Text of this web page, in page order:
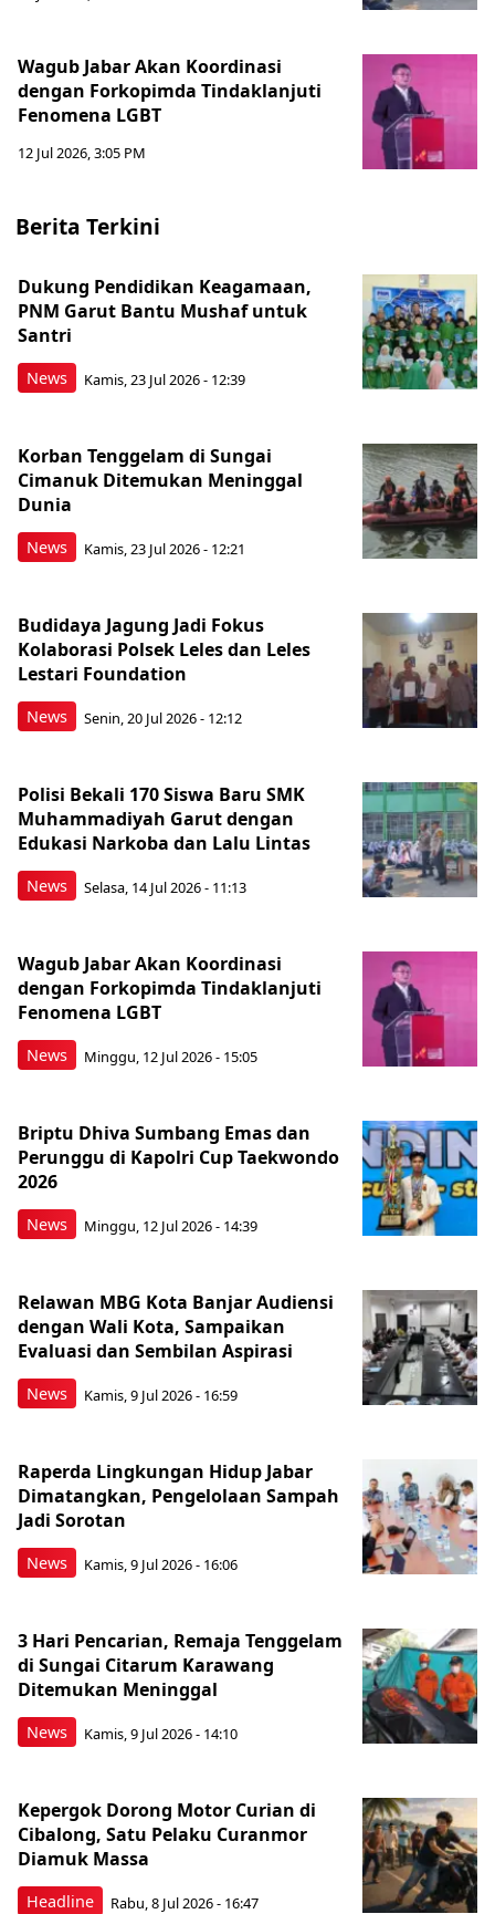
Wagub Jabar Akan Koordinasi
dengan Forkopimda Tindaklanjuti
Fenomena LGBT
12 Jul 2026, 3:05 PM
Berita Terkini
News
Dukung Pendidikan Keagamaan,
PNM Garut Bantu Mushaf untuk
Santri
Kamis, 23 Jul 2026 - 12:39
News
Korban Tenggelam di Sungai
Cimanuk Ditemukan Meninggal
Dunia
Kamis, 23 Jul 2026 - 12:21
News
Budidaya Jagung Jadi Fokus
Kolaborasi Polsek Leles dan Leles
Lestari Foundation
Senin, 20 Jul 2026 - 12:12
News
Polisi Bekali 170 Siswa Baru SMK
Muhammadiyah Garut dengan
Edukasi Narkoba dan Lalu Lintas
Selasa, 14 Jul 2026 - 11:13
News
Wagub Jabar Akan Koordinasi
dengan Forkopimda Tindaklanjuti
Fenomena LGBT
Minggu, 12 Jul 2026 - 15:05
News
Briptu Dhiva Sumbang Emas dan
Perunggu di Kapolri Cup Taekwondo
2026
Minggu, 12 Jul 2026 - 14:39
News
Relawan MBG Kota Banjar Audiensi
dengan Wali Kota, Sampaikan
Evaluasi dan Sembilan Aspirasi
Kamis, 9 Jul 2026 - 16:59
News
Raperda Lingkungan Hidup Jabar
Dimatangkan, Pengelolaan Sampah
Jadi Sorotan
Kamis, 9 Jul 2026 - 16:06
News
3 Hari Pencarian, Remaja Tenggelam
di Sungai Citarum Karawang
Ditemukan Meninggal
Kamis, 9 Jul 2026 - 14:10
Headline
Kepergok Dorong Motor Curian di
Cibalong, Satu Pelaku Curanmor
Diamuk Massa
Rabu, 8 Jul 2026 - 16:47